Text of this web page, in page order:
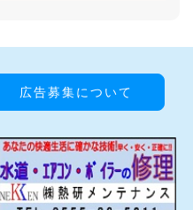
広告募集について